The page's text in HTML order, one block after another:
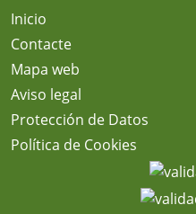
Inicio
Contacte
Mapa web
Aviso legal
Protección de Datos
Política de Cookies